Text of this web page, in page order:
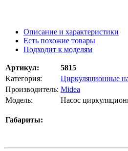
Описание и характеристики
Есть похожие товары
Подходит к моделям
Артикул:
5815
Категория:
Циркуляционные
Производитель: Midea
Модель:
Насос
Габариты: